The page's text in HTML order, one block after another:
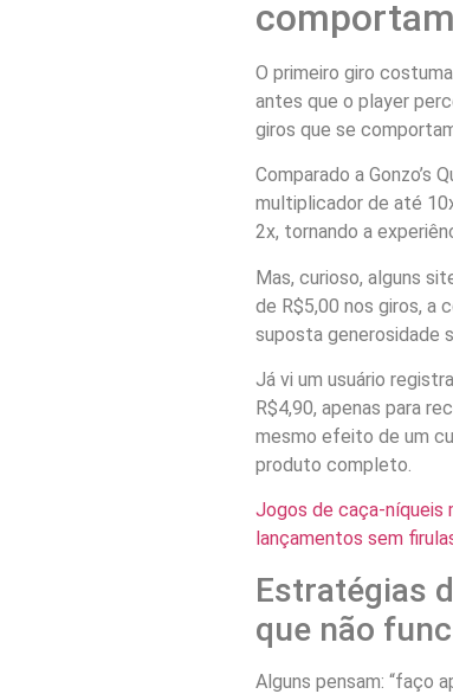
O primeiro giro
antes que o player
giros que se
Comparado a Gonzo’s
multiplicador de até
2x, tornando a
Mas, curioso, alguns
de R$5,00 nos giros, a
suposta generosidade
Já vi um usuário
R$4,90, apenas para
mesmo efeito de um
produto completo.
Jogos de caça-níqueis
lançamentos sem
Estratégias
que não
Alguns pensam: “faço